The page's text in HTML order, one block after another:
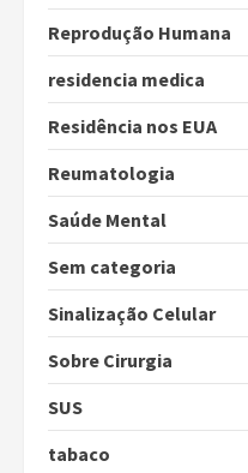
Reprodução Humana
residencia medica
Residência nos EUA
Reumatologia
Saúde Mental
Sem categoria
Sinalização Celular
Sobre Cirurgia
SUS
tabaco